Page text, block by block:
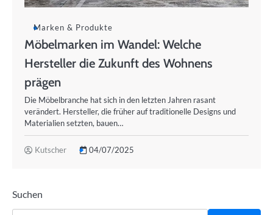
Marken & Produkte
Möbelmarken im Wandel: Welche
Hersteller die Zukunft des Wohnens
prägen
Die Möbelbranche hat sich in den letzten Jahren rasant
verändert. Hersteller, die früher auf traditionelle Designs und
Materialien setzten, bauen…
Kutscher 04/07/2025
Suchen